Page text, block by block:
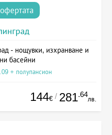
- нощувки, изхранване и
басейни
+ полупансион
144€ / 281.64
лв.